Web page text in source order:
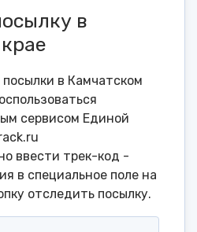
в
в Камчатском
сервисом Единой
ввести трек-код -
в специальное поле на
отследить посылку.